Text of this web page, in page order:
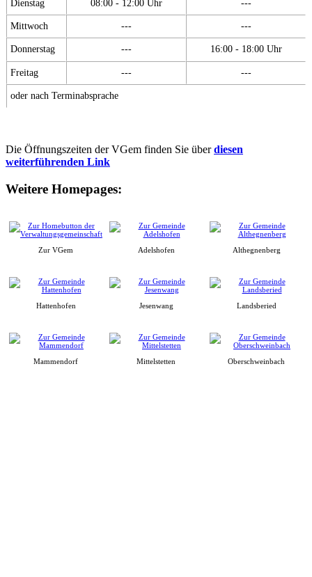
Dienstag 08:00 - 12:00 Uhr ---
Mittwoch --- ---
Donnerstag --- 16:00 - 18:00 Uhr
Freitag --- ---
oder nach Terminabsprache
Die Öffnungszeiten der VGem finden Sie überdiesen
weiterführenden Link
Weitere Homepages:
Zur VGem Adelshofen Althegnenberg
Hattenhofen Jesenwang Landsberied
Mammendorf Mittelstetten Oberschweinbach